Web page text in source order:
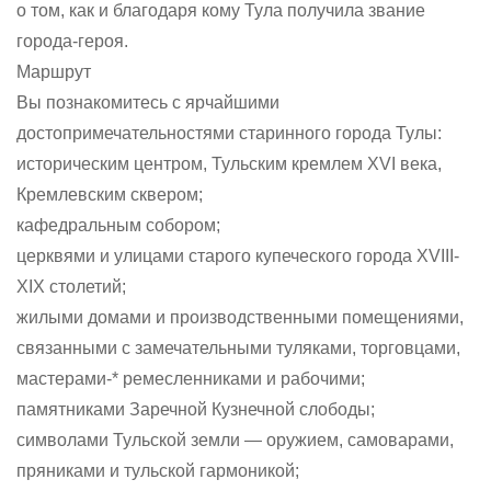
о том, как и благодаря кому Тула получила звание
города-героя.
Маршрут
Вы познакомитесь с ярчайшими
достопримечательностями старинного города Тулы:
историческим центром, Тульским кремлем XVI века,
Кремлевским сквером;
кафедральным собором;
церквями и улицами старого купеческого города XVIII-
XIX столетий;
жилыми домами и производственными помещениями,
связанными с замечательными туляками, торговцами,
мастерами-* ремесленниками и рабочими;
памятниками Заречной Кузнечной слободы;
символами Тульской земли — оружием, самоварами,
пряниками и тульской гармоникой;